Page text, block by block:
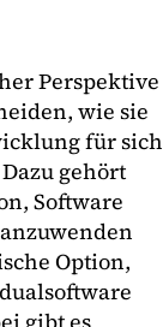
Perspektive
wie sie
für sich
gehört
Software
Option,